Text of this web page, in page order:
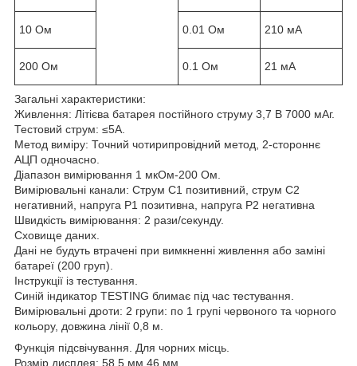
10 Ом 0.01 Ом 210 мA
200 Ом 0.1 Ом 21 мA
Загальні характеристики:
Живлення: Літієва батарея постійного струму 3,7 В 7000 мАг.
Тестовий струм: ≤5А.
Метод виміру: Точний чотирипровідний метод, 2-стороннє
АЦП одночасно.
Діапазон вимірювання 1 мкОм-200 Ом.
Вимірювальні канали: Струм C1 позитивний, струм C2
негативний, напруга P1 позитивна, напруга P2 негативна
Швидкість вимірювання: 2 рази/секунду.
Сховище даних.
Дані не будуть втрачені при вимкненні живлення або заміні
батареї (200 груп).
Інструкції із тестування.
Синій індикатор TESTING блимає під час тестування.
Вимірювальні дроти: 2 групи: по 1 групі червоного та чорного
кольору, довжина лінії 0,8 м.
Функція підсвічування. Для чорних місць.
Розмір дисплея: 58,5 мм 46 мм.